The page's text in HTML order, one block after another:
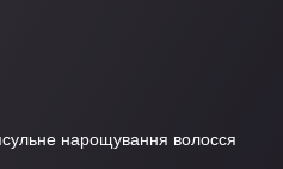
нарощування волосся